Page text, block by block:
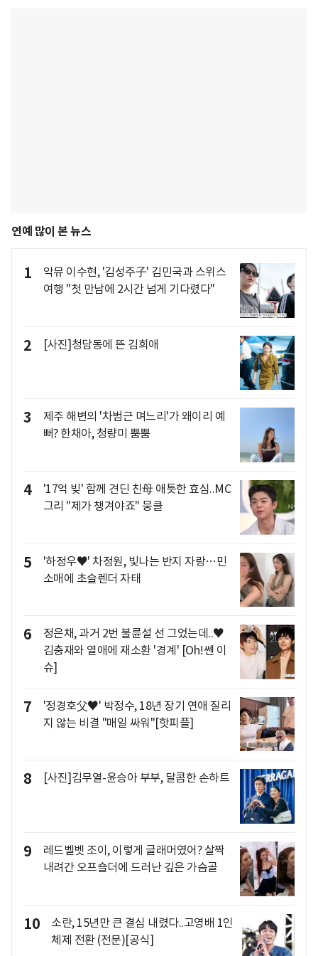
연예 많이 본 뉴스
1
악뮤 이수현, '김성주子' 김민국과 스위스
여행 "첫 만남에 2시간 넘게 기다렸다"
2 [사진]청담동에 뜬 김희애
3
제주 해변의 '차범근 며느리'가 왜이리 예
뻐? 한채아, 청량미 뿜뿜
4
'17억 빚' 함께 견딘 친母 애틋한 효심..MC
그리 "제가 챙겨야죠" 뭉클
5
'하정우♥' 차정원, 빛나는 반지 자랑…민
소매에 초슬렌더 자태
6
정은채, 과거 2번 불륜설 선 그었는데..♥
김충재와 열애에 재소환 '경계' [Oh!쎈 이
슈]
7
'정경호父♥' 박정수, 18년 장기 연애 질리
지 않는 비결 "매일 싸워"[핫피플]
8 [사진]김무열-윤승아 부부, 달콤한 손하트
9
레드벨벳 조이, 이렇게 글래머였어? 살짝
내려간 오프숄더에 드러난 깊은 가슴골
10
소란, 15년만 큰 결심 내렸다..고영배 1인
체제 전환 (전문)[공식]